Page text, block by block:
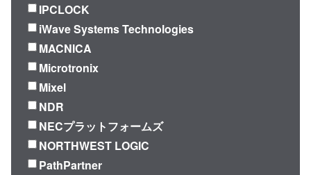
IPCLOCK
iWave Systems Technologies
MACNICA
Microtronix
Mixel
NDR
NECプラットフォームズ
NORTHWEST LOGIC
PathPartner